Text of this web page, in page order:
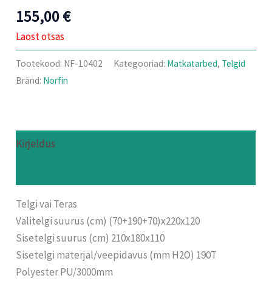
155,00€
Laost otsas
Tootekood: NF-10402 Kategooriad: Matkatarbed, Telgid
Bränd: Norfin
Kirjeldus
Telgi vai Teras
Välitelgi suurus (cm) (70+190+70)x220x120
Sisetelgi suurus (cm) 210x180x110
Sisetelgi materjal/veepidavus (mm H2O) 190T
Polyester PU/3000mm